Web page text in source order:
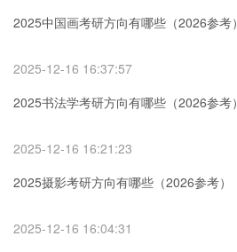
2025中国画考研方向有哪些（2026参考）
2025-12-16 16:37:57
2025书法学考研方向有哪些（2026参考）
2025-12-16 16:21:23
2025摄影考研方向有哪些（2026参考）
2025-12-16 16:04:31